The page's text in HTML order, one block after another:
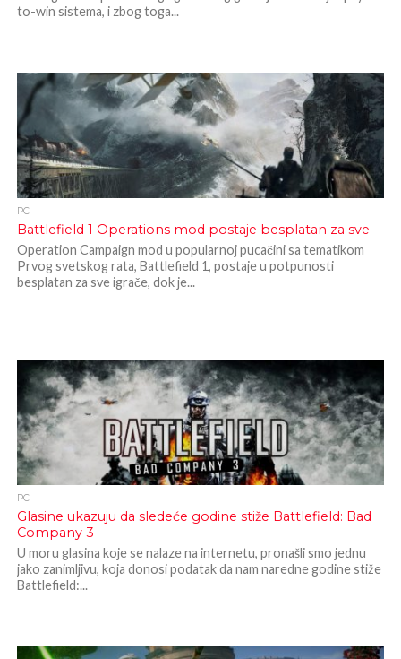
to-win sistema, i zbog toga...
PC
Battlefield 1 Operations mod postaje besplatan za sve
Operation Campaign mod u popularnoj pucačini sa tematikom
Prvog svetskog rata, Battlefield 1, postaje u potpunosti
besplatan za sve igrače, dok je...
PC
Glasine ukazuju da sledeće godine stiže Battlefield: Bad
Company 3
U moru glasina koje se nalaze na internetu, pronašli smo jednu
jako zanimljivu, koja donosi podatak da nam naredne godine stiže
Battlefield:...